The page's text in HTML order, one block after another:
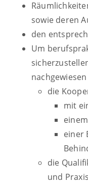
sowie deren
den
Um
die
mit
einer
die
und